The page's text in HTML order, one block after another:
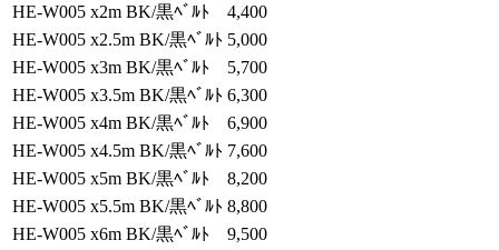
HE-W005 x2m BK/黒ﾍﾞﾙﾄ
4,400
HE-W005 x2.5m BK/黒ﾍﾞﾙﾄ 5,000
HE-W005 x3m BK/黒ﾍﾞﾙﾄ
5,700
HE-W005 x3.5m BK/黒ﾍﾞﾙﾄ 6,300
HE-W005 x4m BK/黒ﾍﾞﾙﾄ
6,900
HE-W005 x4.5m BK/黒ﾍﾞﾙﾄ 7,600
HE-W005 x5m BK/黒ﾍﾞﾙﾄ
8,200
HE-W005 x5.5m BK/黒ﾍﾞﾙﾄ 8,800
HE-W005 x6m BK/黒ﾍﾞﾙﾄ
9,500